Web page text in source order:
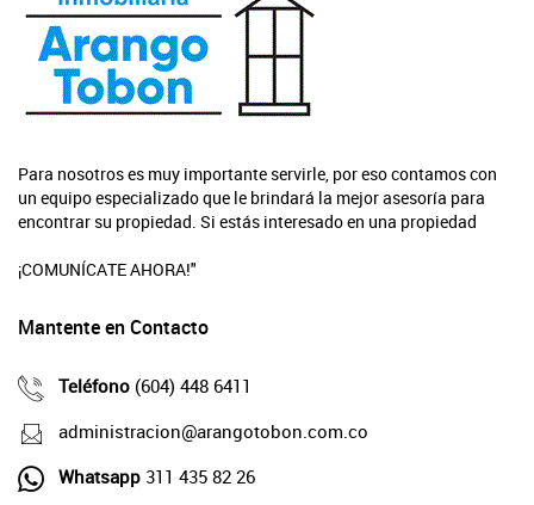
Para nosotros es muy importante servirle, por eso contamos con
un equipo especializado que le brindará la mejor asesoría para
encontrar su propiedad. Si estás interesado en una propiedad
¡COMUNÍCATE AHORA!"
Mantente en Contacto
Teléfono (604) 448 6411
administracion@arangotobon.com.co
Whatsapp 311 435 82 26